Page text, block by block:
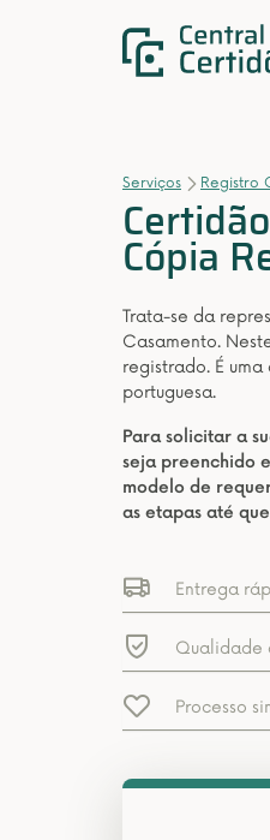
Serviços Registro
Cópia
Trata-se da
Casamento.
registrado. É
portuguesa.
Para solicitar a
seja preenchido
modelo de
as etapas até
Entrega
Qualidade
Processo